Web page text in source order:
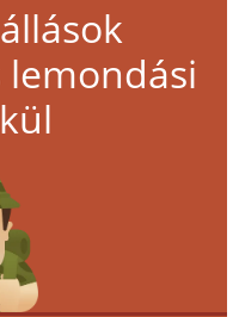
lemondási